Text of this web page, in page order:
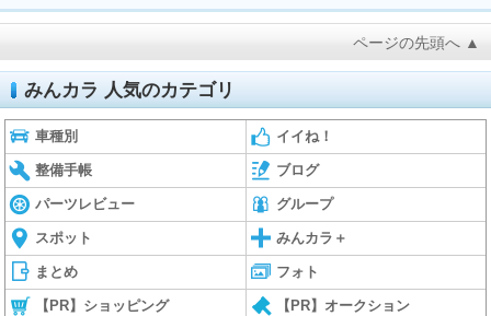
ページの先頭へ ▲
みんカラ 人気のカテゴリ
車種別 イイね！
整備手帳 ブログ
パーツレビュー グループ
スポット みんカラ＋
まとめ フォト
【PR】ショッピング 【PR】オークション